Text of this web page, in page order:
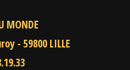
MONDE
- 59800 LILLE